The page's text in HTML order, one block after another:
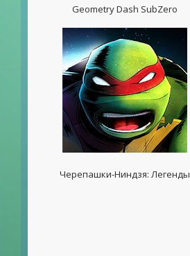
Geometry Dash SubZero
Черепашки-Ниндзя: Легенды